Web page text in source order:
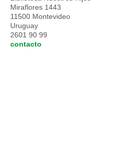
Miraflores 1443
11500 Montevideo
Uruguay
2601 90 99
contacto